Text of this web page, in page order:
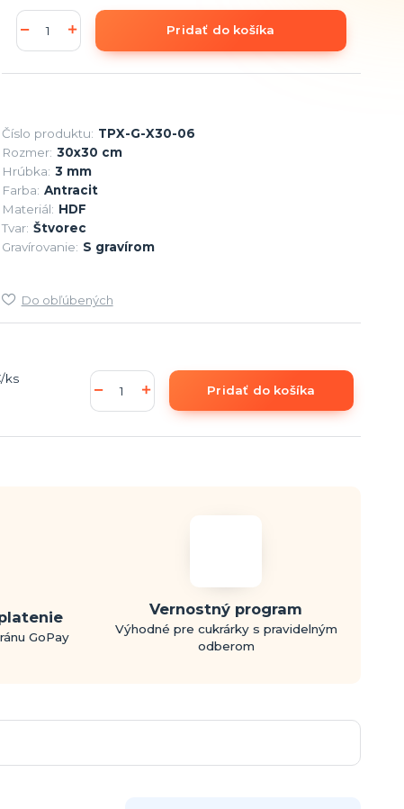
Pridať do košíka
Číslo produktu: TPX-G-X30-06
Rozmer: 30x30 cm
Hrúbka: 3 mm
Farba: Antracit
Materiál: HDF
Tvar: Štvorec
Gravírovanie: S gravírom
Do obľúbených
/ks
Pridať do košíka
GoPay
Vernostný program
Výhodné pre cukrárky s pravidelným
odberom